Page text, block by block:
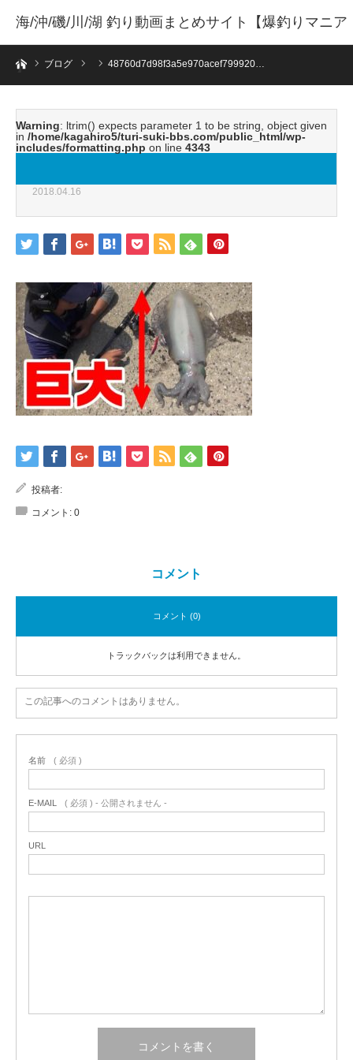
海/沖/磯/川/湖 釣り動画まとめサイト【爆釣りマニア
】ホームブログ 48760d7d98f3a5e970acef799920…
Warning: ltrim() expects parameter 1 to be string, object given
in /home/kagahiro5/turi-suki-bbs.com/public_html/wp-
includes/formatting.php on line 4343
2018.04.16
投稿者:
コメント: 0
コメント
コメント (0)
トラックバックは利用できません。
この記事へのコメントはありません。
名前 ( 必須 )
E-MAIL ( 必須 ) - 公開されません -
URL